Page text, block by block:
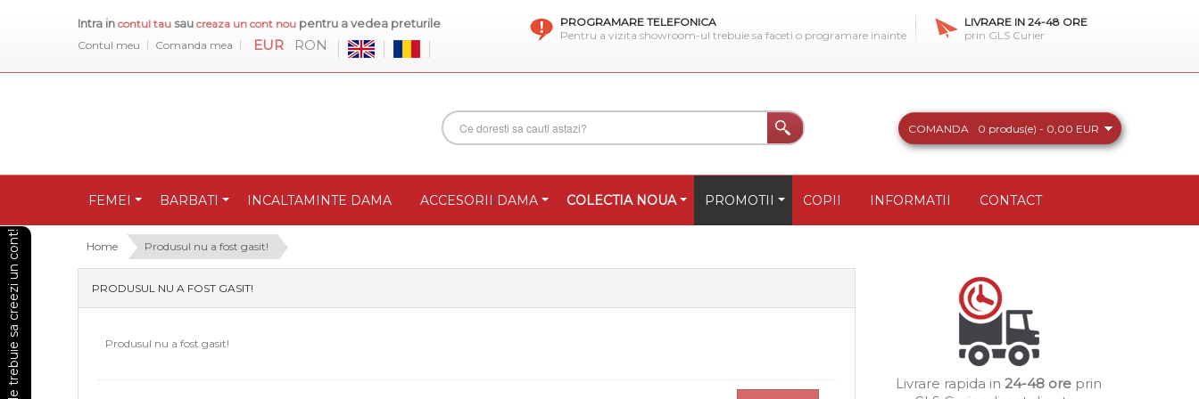
Intra in contul tau sau creaza un cont nou pentru a vedea preturile
Contul meu Comanda mea EUR RON
PROGRAMARE TELEFONICA
Pentru a vizita showroom-ul trebuie sa faceti o programare inainte
LIVRARE IN 24-48 ORE
prin GLS Curier
COMANDA 0 produs(e) - 0,00 EUR
FEMEI BARBATI INCALTAMINTE DAMA ACCESORII DAMA COLECTIA NOUA PROMOTII COPII INFORMATII CONTACT
Home Produsul nu a fost gasit!
PRODUSUL NU A FOST GASIT!
Produsul nu a fost gasit!
Livrare rapida in 24-48 ore prin